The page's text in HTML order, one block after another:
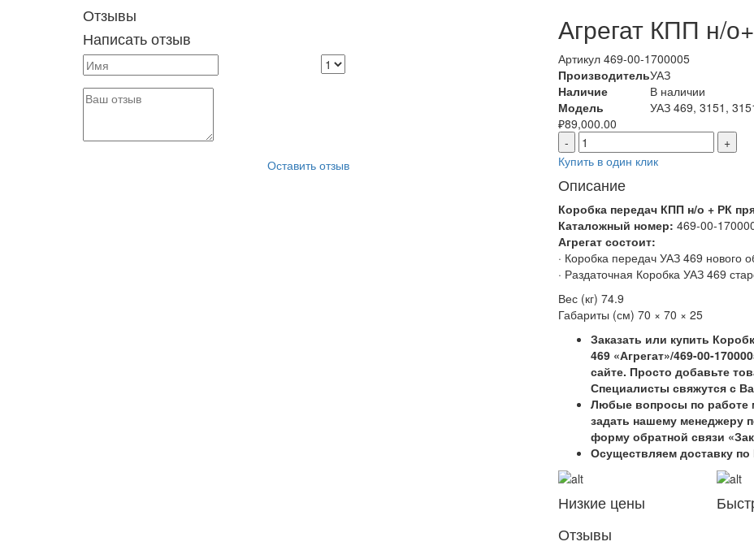
Отзывы
Написать отзыв
Оставить отзыв
Агрегат КПП н/
Артикул 469-00-1700005
ПроизводительУАЗ
Наличие
В наличии
Модель
УАЗ 469, 3151,
₽89,000.00
-
+
Купить в один клик
Описание
Коробка передач КПП н/о + РК
Каталожный номер: 469-00-
Агрегат состоит:
· Коробка передач УАЗ 469 нового
· Раздаточная Коробка УАЗ 469
Вес (кг) 74.9
Габариты (см) 70 × 70 × 25
Заказать или купить
469 «Агрегат»/469-00-
сайте. Просто добавьте
Специалисты свяжутся с
Любые вопросы по работе
задать нашему менеджеру
форму обратной связи
Осуществляем доставку по
Низкие цены
Отзывы